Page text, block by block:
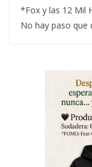
*Fox y las 12 Mil
No hay paso que